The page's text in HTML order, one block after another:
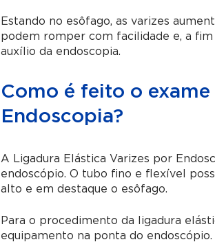
Estando no esôfago, as varizes
podem romper com facilidade e, a
auxílio da endoscopia.
Como é feito o
Endoscopia?
A Ligadura Elástica Varizes por
endoscópio. O tubo fino e flexível
alto e em destaque o esôfago.
Para o procedimento da ligadura
equipamento na ponta do